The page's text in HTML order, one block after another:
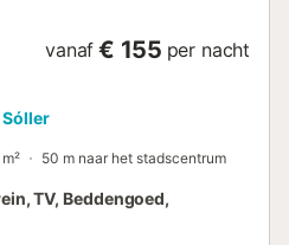
vanaf € 155 per nacht
50 m naar het stadscentrum
TV, Beddengoed,